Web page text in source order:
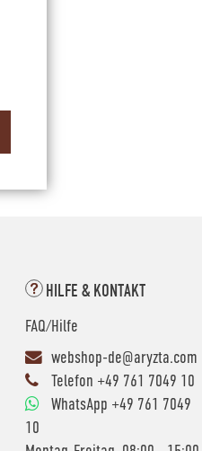
HILFE & KONTAKT
FAQ/Hilfe
webshop-de@aryzta.com
Telefon +49 761 7049 10
WhatsApp +49 761 7049
10